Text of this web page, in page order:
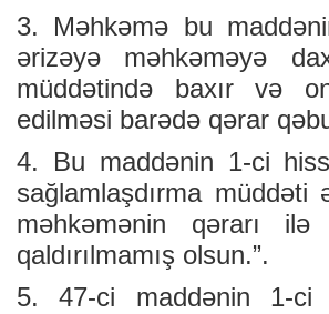
3. Məhkəmə bu
ərizəyə məhkəməyə
müddətində baxır və
edilməsi barədə qərar
4. Bu maddənin 1-ci
sağlamlaşdırma
məhkəmənin qərarı
qaldırılmamış olsun.”.
5. 47-ci maddənin 1-ci